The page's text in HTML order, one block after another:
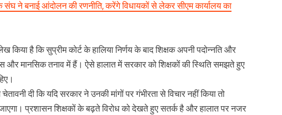
संघ ने बनाई आंदोलन की रणनीति, करेंगे विधायकों से लेकर सीएम कार्यालय का
है कि सुप्रीम कोर्ट के हालिया निर्णय के बाद शिक्षक अपनी पदोन्नति और
मानसिक तनाव में हैं। ऐसे हालात में सरकार को शिक्षकों की स्थिति समझते हुए
दी कि यदि सरकार ने उनकी मांगों पर गंभीरता से विचार नहीं किया तो
प्रशासन शिक्षकों के बढ़ते विरोध को देखते हुए सतर्क है और हालात पर नजर